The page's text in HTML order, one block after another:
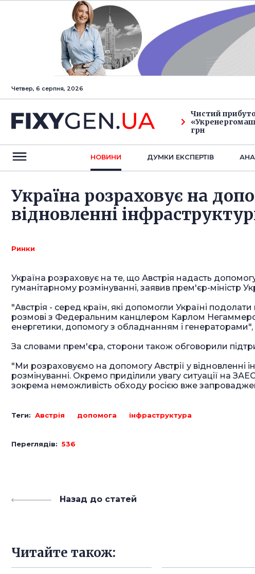
Четвер, 6 серпня, 2026
Чистий
грн
НОВИНИ ДУМКИ ЕКСПЕРТIВ
Україна розраховує на
відновленні
Ринки
Україна розраховує на те, що Австрія надасть
гуманітарному розмінуванні, заявив прем'єр-міністр
"Австрія - серед країн, які допомогли Україні
розмові з Федеральним канцлером Карлом
енергетики, допомогу з обладнанням і
За словами прем'єра, сторони також обговорили
"Ми розраховуємо на допомогу Австрії у відновленні
розмінуванні. Окремо приділили увагу ситуації на
зокрема неможливість обходу росією вже
Теги: Австрія допомога інфраструктура
Переглядів: 536
Назад до статей
Читайте також: